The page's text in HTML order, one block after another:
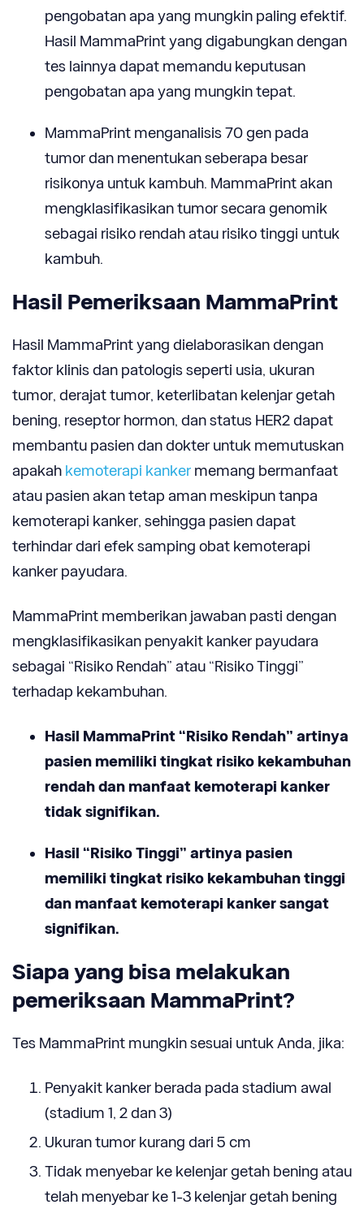
pengobatan apa yang mungkin paling efektif.
Hasil MammaPrint yang digabungkan dengan
tes lainnya dapat memandu keputusan
pengobatan apa yang mungkin tepat.
MammaPrint menganalisis 70 gen pada
tumor dan menentukan seberapa besar
risikonya untuk kambuh. MammaPrint akan
mengklasifi­kasikan tumor secara genomik
sebagai risiko rendah atau risiko tinggi untuk
kambuh.
Hasil Pemeriksaan MammaPrint
Hasil MammaPrint yang dielaborasikan dengan
faktor klinis dan patologis seperti usia, ukuran
tumor, derajat tumor, keterlibatan kelenjar getah
bening, reseptor hormon, dan status HER2 dapat
membantu pasien dan dokter untuk memutuskan
apakah kemoterapi kanker memang bermanfaat
atau pasien akan tetap aman meskipun tanpa
kemoterapi kanker, sehingga pasien dapat
terhindar dari efek samping obat kemoterapi
kanker payudara.
MammaPrint memberikan jawaban pasti dengan
mengklasifi­kasikan penyakit kanker payudara
sebagai “Risiko Rendah” atau “Risiko Tinggi”
terhadap kekambuhan.
Hasil MammaPrint “Risiko Rendah” artinya
pasien memiliki tingkat risiko kekambuhan
rendah dan manfaat kemoterapi kanker
tidak signifi­kan.
Hasil “Risiko Tinggi” artinya pasien
memiliki tingkat risiko kekambuhan tinggi
dan manfaat kemoterapi kanker sangat
signifi­kan.
Siapa yang bisa melakukan
pemeriksaan MammaPrint?
Tes MammaPrint mungkin sesuai untuk Anda, jika:
Penyakit kanker berada pada stadium awal
(stadium 1, 2 dan 3)
Ukuran tumor kurang dari 5 cm
Tidak menyebar ke kelenjar getah bening atau
telah menyebar ke 1-3 kelenjar getah bening